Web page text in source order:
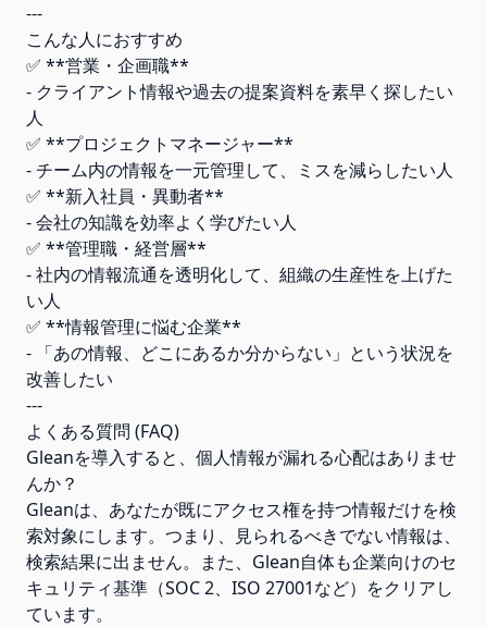
---
こんな人におすすめ
✅ **営業・企画職**
- クライアント情報や過去の提案資料を素早く探したい
人
✅ **プロジェクトマネージャー**
- チーム内の情報を一元管理して、ミスを減らしたい人
✅ **新入社員・異動者**
- 会社の知識を効率よく学びたい人
✅ **管理職・経営層**
- 社内の情報流通を透明化して、組織の生産性を上げた
い人
✅ **情報管理に悩む企業**
- 「あの情報、どこにあるか分からない」という状況を
改善したい
---
よくある質問 (FAQ)
Gleanを導入すると、個人情報が漏れる心配はありませ
んか？
Gleanは、あなたが既にアクセス権を持つ情報だけを検
索対象にします。つまり、見られるべきでない情報は、
検索結果に出ません。また、Glean自体も企業向けのセ
キュリティ基準（SOC 2、ISO 27001など）をクリアし
ています。